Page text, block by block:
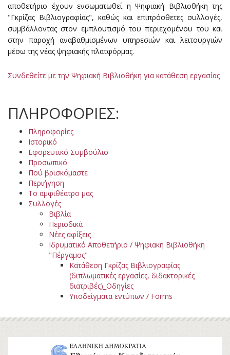
αποθετήριο έχουν ενσωματωθεί η Ψηφιακή Βιβλιοθήκη της
"Γκρίζας Βιβλιογραφίας", καθώς και επιπρόσθετες συλλογές,
συμβάλλοντας στον εμπλουτισμό του περιεχομένου του και
στην παροχή αναβαθμισμένων υπηρεσιών και λειτουργιών
μέσω της νέας ψηφιακής πλατφόρμας.
Συνδεθείτε με την Ψηφιακή Βιβλιοθήκη για κατάθεση εργασίας
ΠΛΗΡΟΦΟΡΙΕΣ:
Πληροφορίες
Ιστορικό
Εφορευτικό Συμβούλιο
Προσωπικό
Πού βρισκόμαστε
Περιήγηση
Το αμφιθέατρο μας
Συλλογές
Βιβλία
Περιοδικά
Νέες αφίξεις
Ιδρυματικό Αποθετήριο / Ψηφιακή Βιβλιοθήκη
"Πέργαμος"
Κατάθεση Γκρίζας Βιβλιογραφίας
(διπλωματικές εργασίες, διδακτορικές
διατριβές)_Οδηγίες
Υποδείγματα εντύπων / Forms